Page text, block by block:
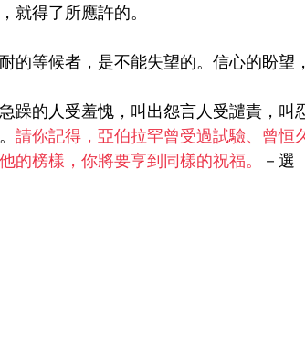
就得了所應許的。
的等候者，是不能失望的。信心的盼望
躁的人受羞愧，叫出怨言人受譴責，叫
請你記得，亞伯拉罕曾受過試驗、曾恒
的榜樣，你將要享到同樣的祝福。
－選